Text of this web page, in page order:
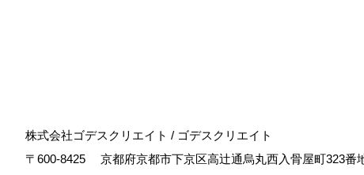
株式会社ゴデスクリエイト / ゴデスクリエイト
〒600-8425
京都府京都市下京区高辻通烏丸西入骨屋町323